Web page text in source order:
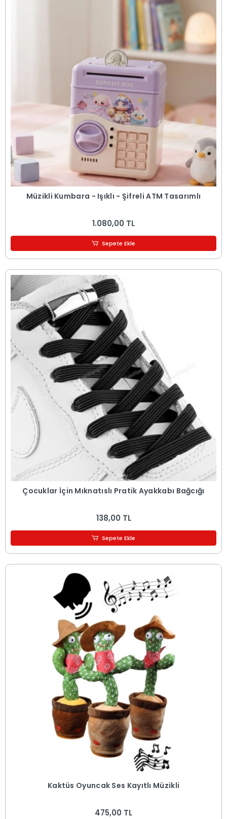
Müzikli Kumbara - Işıklı - Şifreli ATM Tasarımlı
1.080,00 TL
Sepete Ekle
Çocuklar İçin Mıknatıslı Pratik Ayakkabı Bağcığı
138,00 TL
Sepete Ekle
Kaktüs Oyuncak Ses Kayıtlı Müzikli
475,00 TL